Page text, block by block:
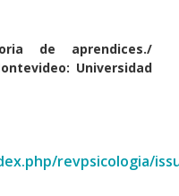
de aprendices./
Universidad
revpsicologia/